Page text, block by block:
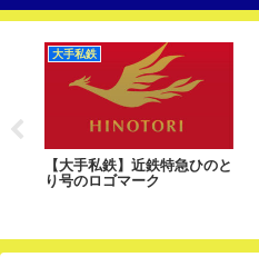
大手私鉄
【大手私鉄】近鉄特急ひのと
り号のロゴマーク